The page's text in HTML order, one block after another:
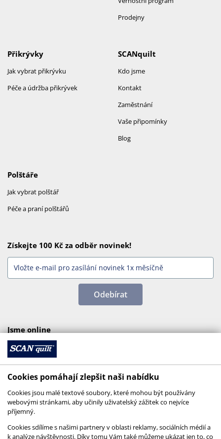
Prodejny
SCANquilt
Kdo jsme
Kontakt
Zaměstnání
Vaše připomínky
Blog
Přikrývky
Jak vybrat přikrývku
Péče a údržba přikrývek
Polštáře
Jak vybrat polštář
Péče a praní polštářů
Získejte 100 Kč za odběr novinek!
Odebírat
Jsme online
Cookies pomáhají zlepšit naši nabídku
Cookies jsou malé textové soubory, které mohou být používány
webovými stránkami, aby učinily uživatelský zážitek co nejvíce
příjemný.
Cookies sdílíme s našimi partnery v oblasti reklamy, sociálních médií a
k analýze návštěvnosti. Díky tomu Vám také můžeme ukázat jen to, co